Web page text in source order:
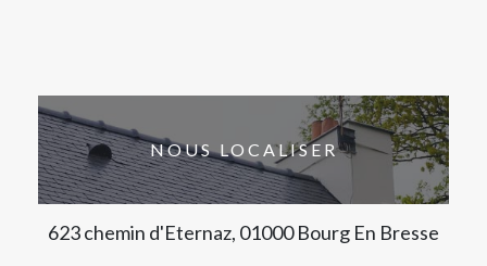
NOUS LOCALISER
623 chemin d'Eternaz, 01000 Bourg En Bresse